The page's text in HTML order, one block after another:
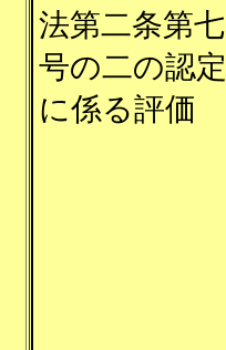
法第二条第七
号の二の認定
に係る評価